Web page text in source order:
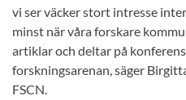
vi ser väcker stort intresse
minst när våra forskare
artiklar och deltar på
forskningsarenan, säger
FSCN.